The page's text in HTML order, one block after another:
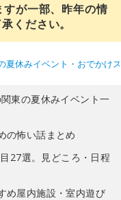
が一部、昨年の情
ください。
夏休みイベント・おでかけ
東の夏休みイベント一
の怖い話まとめ
27選。見どころ・日程
め屋内施設・室内遊び